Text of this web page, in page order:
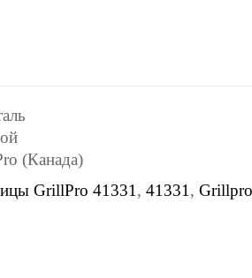
(Канада)
GrillPro 41331 , 41331 , Grillpro